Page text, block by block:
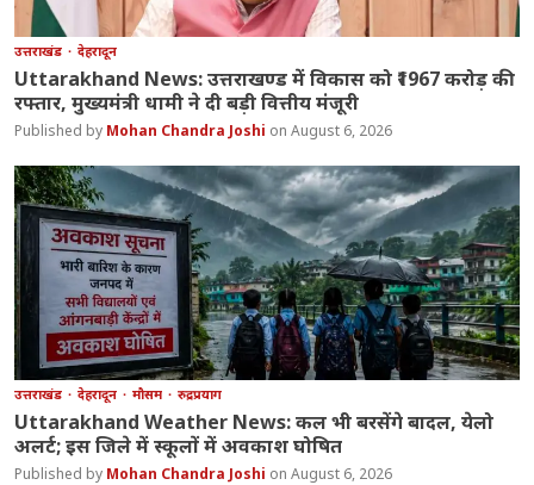
उत्तराखंड देहरादून
Uttarakhand News: उत्तराखण्ड में विकास को ₹1967 करोड़ की
रफ्तार, मुख्यमंत्री धामी ने दी बड़ी वित्तीय मंजूरी
Mohan Chandra Joshi August 6, 2026
उत्तराखंड देहरादून मौसम रुद्रप्रयाग
Uttarakhand Weather News: कल भी बरसेंगे बादल, येलो
अलर्ट; इस जिले में स्कूलों में अवकाश घोषित
Mohan Chandra Joshi August 6, 2026